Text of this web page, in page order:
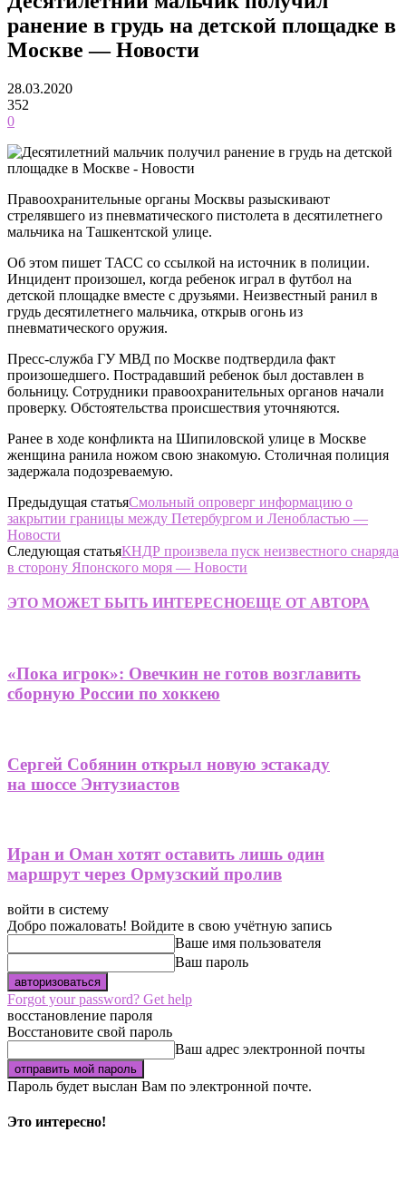
ранение в грудь на детской площадке в
Москве — Новости
28.03.2020
352
0
Правоохранительные органы Москвы разыскивают
стрелявшего из пневматического пистолета в десятилетнего
мальчика на Ташкентской улице.
Об этом пишет ТАСС со ссылкой на источник в полиции.
Инцидент произошел, когда ребенок играл в футбол на
детской площадке вместе с друзьями. Неизвестный ранил в
грудь десятилетнего мальчика, открыв огонь из
пневматического оружия.
Пресс-служба ГУ МВД по Москве подтвердила факт
произошедшего. Пострадавший ребенок был доставлен в
больницу. Сотрудники правоохранительных органов начали
проверку. Обстоятельства происшествия уточняются.
Ранее в ходе конфликта на Шипиловской улице в Москве
женщина ранила ножом свою знакомую. Столичная полиция
задержала подозреваемую.
Предыдущая статьяСмольный опроверг информацию о
закрытии границы между Петербургом и Ленобластью —
Новости
Следующая статьяКНДР произвела пуск неизвестного снаряда
в сторону Японского моря — Новости
ЭТО МОЖЕТ БЫТЬ ИНТЕРЕСНОЕЩЕ ОТ АВТОРА
«Пока игрок»: Овечкин не готов возглавить
сборную России по хоккею
Сергей Собянин открыл новую эстакаду
на шоссе Энтузиастов
Иран и Оман хотят оставить лишь один
маршрут через Ормузский пролив
войти в систему
Добро пожаловать! Войдите в свою учётную запись
Ваше имя пользователя
Ваш пароль
Forgot your password? Get help
восстановление пароля
Восстановите свой пароль
Ваш адрес электронной почты
Пароль будет выслан Вам по электронной почте.
Это интересно!